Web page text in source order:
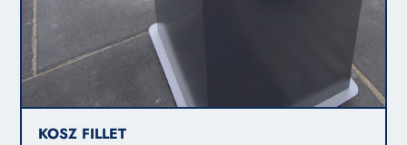
KOSZ FILLET